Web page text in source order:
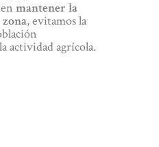
mantener la
, evitamos la
actividad agrícola.